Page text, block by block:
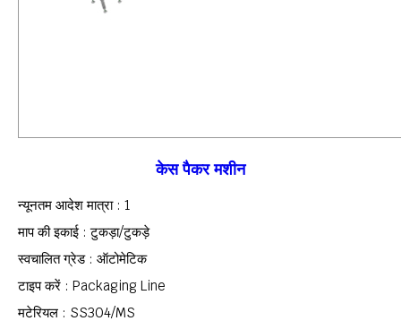
केस पैकर मशीन
न्यूनतम आदेश मात्रा : 1
माप की इकाई : टुकड़ा/टुकड़े
स्वचालित ग्रेड : ऑटोमेटिक
टाइप करें : Packaging Line
मटेरियल : SS304/MS